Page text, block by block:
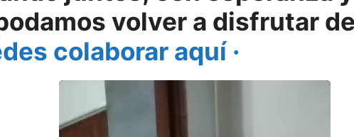
volver a disfrutar
colaborar aquí ·